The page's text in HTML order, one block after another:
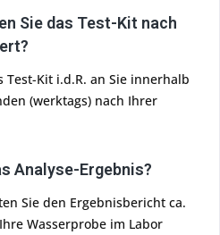
Sie das Test-Kit nach
Test-Kit i.d.R. an Sie innerhalb
(werktags) nach Ihrer
Analyse-Ergebnis?
Sie den Ergebnisbericht ca.
Wasserprobe im Labor